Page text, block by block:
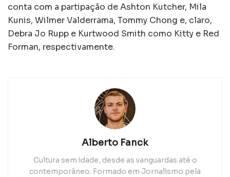
conta com a partipação de Ashton Kutcher, Mila
Kunis, Wilmer Valderrama, Tommy Chong e, claro,
Debra Jo Rupp e Kurtwood Smith como Kitty e Red
Forman, respectivamente.
Alberto Fanck
Cultura sem idade, desde as vanguardas até o
contemporâneo. Formado em Jornalismo pela